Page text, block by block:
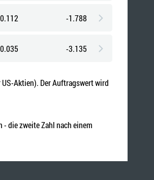
-1.788
0.035 -3.135
Aktien). Der Auftragswert wird
die zweite Zahl nach einem